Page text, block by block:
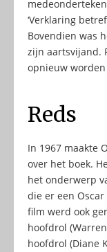
‘Verklaring
Bovendien was
zijn aartsvijand.
opnieuw
Reds
In 1967 maakte
over het boek.
het onderwerp
die er een
film werd ook
hoofdrol
hoofdrol (Diane